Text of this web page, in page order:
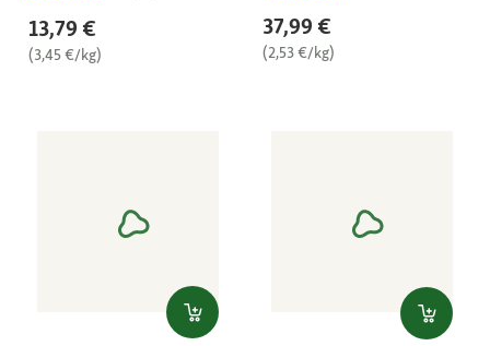
13,79 €
(3,45 €/kg)
37,99 €
(2,53 €/kg)